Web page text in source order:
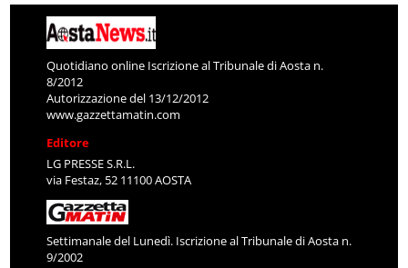
Quotidiano online Iscrizione al Tribunale di Aosta n.
8/2012
Autorizzazione del 13/12/2012
www.gazzettamatin.com
Editore
LG PRESSE S.R.L.
via Festaz, 52 11100 AOSTA
Settimanale del Lunedì. Iscrizione al Tribunale di Aosta n.
9/2002